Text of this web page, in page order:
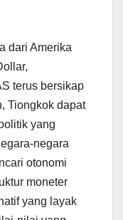
dari Amerika
terus bersikap
Tiongkok dapat
yang
negara
otonomi
moneter
yang layak